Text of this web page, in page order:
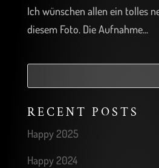
Ich wünschen allen ein tolles
diesem Foto. Die Aufnahme...
RECENT POSTS
Happy 2025
Happy 2024